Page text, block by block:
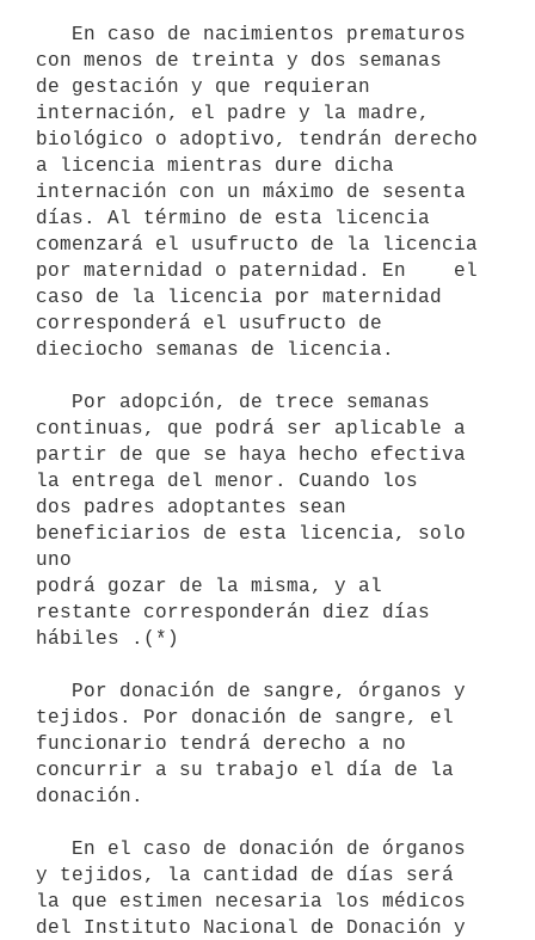
con menos de treinta y dos semanas
de gestación y que requieran
internación, el padre y la madre,
biológico o adoptivo, tendrán derecho
a licencia mientras dure dicha
internación con un máximo de sesenta
días. Al término de esta licencia
comenzará el usufructo de la licencia
por maternidad o paternidad. En    el
caso de la licencia por maternidad
corresponderá el usufructo de
dieciocho semanas de licencia.
continuas, que podrá ser aplicable a
partir de que se haya hecho efectiva
la entrega del menor. Cuando los
dos padres adoptantes sean
beneficiarios de esta licencia, solo
uno
podrá gozar de la misma, y al
restante corresponderán diez días
hábiles .(*)
tejidos. Por donación de sangre, el
funcionario tendrá derecho a no
concurrir a su trabajo el día de la
donación.
y tejidos, la cantidad de días será
la que estimen necesaria los médicos
del Instituto Nacional de Donación y